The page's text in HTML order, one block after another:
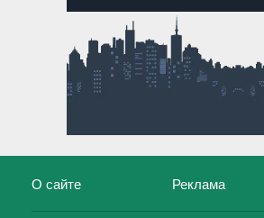
О сайте Реклама